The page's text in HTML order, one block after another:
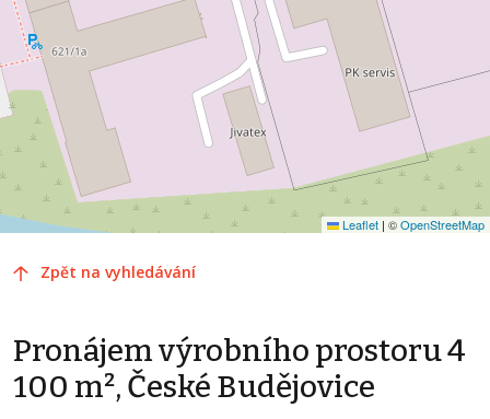
Leaflet | ©OpenStreetMap
Zpět na vyhledávání
Pronájem výrobního prostoru 4
100 m², České Budějovice